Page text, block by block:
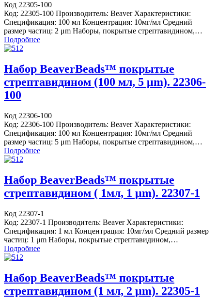
Код 22305-100
Код: 22305-100 Производитель: Beaver Характеристики:
Спецификация: 100 мл Концентрация: 10мг/мл Средний
размер частиц: 2 μm Наборы, покрытые стрептавидином,…
Подробнее
Набор BeaverBeads™ покрытые
стрептавидином (100 мл, 5 μm). 22306-
100
Код 22306-100
Код: 22306-100 Производитель: Beaver Характеристики:
Спецификация: 100 мл Концентрация: 10мг/мл Средний
размер частиц: 5 μm Наборы, покрытые стрептавидином,…
Подробнее
Набор BeaverBeads™ покрытые
стрептавидином ( 1мл, 1 μm). 22307-1
Код 22307-1
Код: 22307-1 Производитель: Beaver Характеристики:
Спецификация: 1 мл Концентрация: 10мг/мл Средний размер
частиц: 1 μm Наборы, покрытые стрептавидином,…
Подробнее
Набор BeaverBeads™ покрытые
стрептавидином (1 мл, 2 μm). 22305-1